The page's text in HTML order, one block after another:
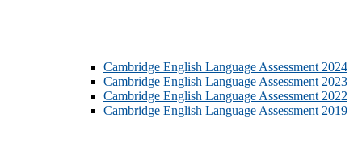
Cambridge English Language Assessment 2024
Cambridge English Language Assessment 2023
Cambridge English Language Assessment 2022
Cambridge English Language Assessment 2019